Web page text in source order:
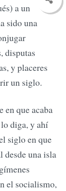
a un
sido una
disputas
y placeres
un siglo.
en que acaba
diga, y ahí
siglo en que
desde una isla
el socialismo,